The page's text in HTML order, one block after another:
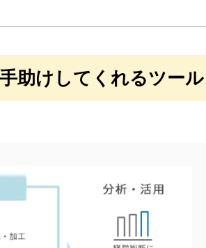
助けしてくれるツール